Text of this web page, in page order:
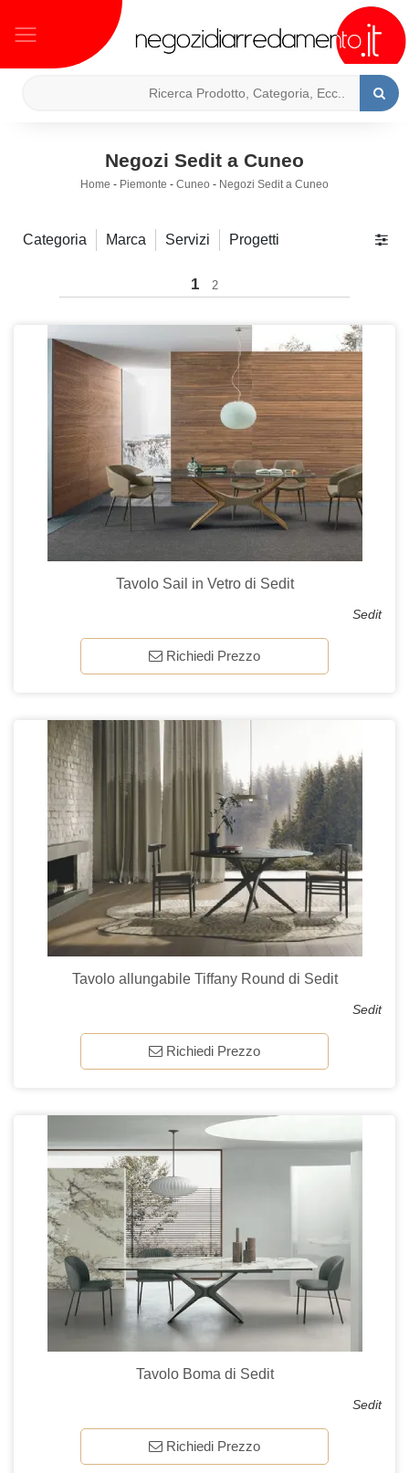
Negozi Sedit a Cuneo
Home - Piemonte - Cuneo - Negozi Sedit a Cuneo
Categoria Marca Servizi Progetti
1 2
Tavolo Sail in Vetro di Sedit
Sedit
Richiedi Prezzo
Tavolo allungabile Tiffany Round di Sedit
Sedit
Richiedi Prezzo
Tavolo Boma di Sedit
Sedit
Richiedi Prezzo